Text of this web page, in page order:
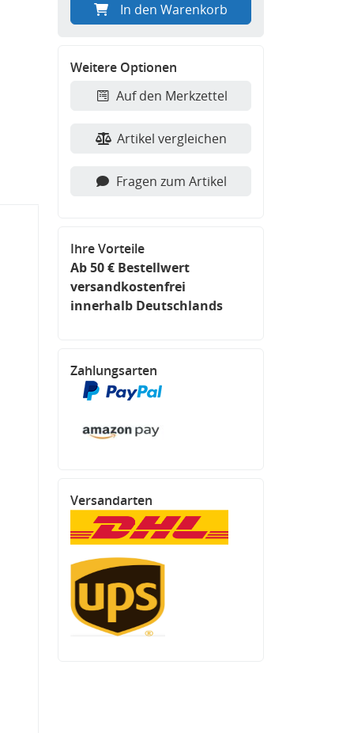
In den Warenkorb
Weitere Optionen
Auf den Merkzettel
Artikel vergleichen
Fragen zum Artikel
Ihre Vorteile
Ab 50 € Bestellwert
versandkostenfrei
innerhalb Deutschlands
Zahlungsarten
Versandarten